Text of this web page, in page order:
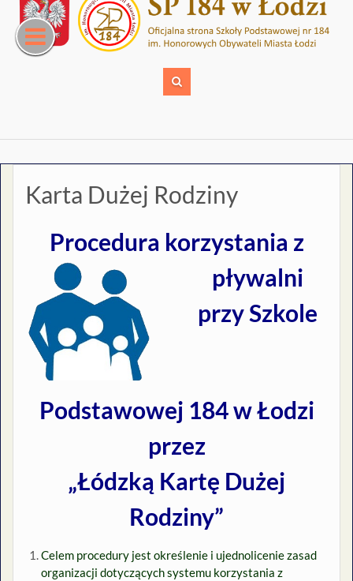
content
Karta Dużej Rodziny
Procedura korzystania z
pływalni
przy Szkole
Podstawowej 184 w Łodzi
przez
„Łódzką Kartę Dużej
Rodziny”
Celem procedury jest określenie i ujednolicenie zasad
organizacji dotyczących systemu korzystania z